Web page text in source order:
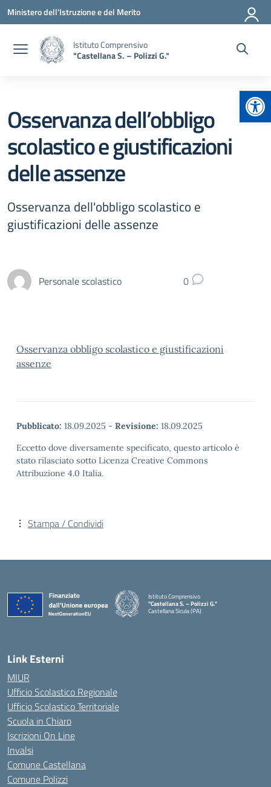
Vai ai contenuti
Vai al menu di navigazione
Vai al footer
Ministero dell'Istruzione e del Merito
Istituto Comprensivo
"Castellana S. – Polizzi G."
Osservanza dell’obbligo
scolastico e giustificazioni
delle assenze
Osservanza dell'obbligo scolastico e
giustificazioni delle assenze
Personale scolastico 0
Osservanza obbligo scolastico e giustificazioni
assenze
Pubblicato: 18.09.2025 - Revisione: 18.09.2025
Eccetto dove diversamente specificato, questo articolo è
stato rilasciato sotto Licenza Creative Commons
Attribuzione 4.0 Italia.
Stampa / Condividi
Istituto Comprensivo
"Castellana S. – Polizzi G."
Castellana Sicula (PA)
Link Esterni
MIUR
Ufficio Scolastico Regionale
Ufficio Scolastico Territoriale
Scuola in Chiaro
Iscrizioni On Line
Invalsi
Comune Castellana
Comune Polizzi